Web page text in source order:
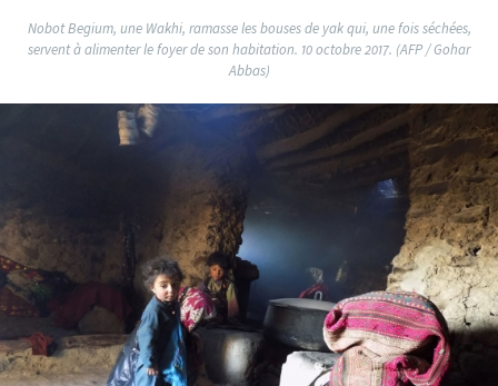
Nobot Begium, une Wakhi, ramasse les bouses de yak qui, une fois séchées,
servent à alimenter le foyer de son habitation. 10 octobre 2017. (AFP / Gohar
Abbas)